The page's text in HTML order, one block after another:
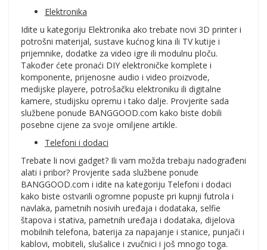
Elektronika
Idite u kategoriju Elektronika ako trebate novi 3D printer i
potrošni materijal, sustave kućnog kina ili TV kutije i
prijemnike, dodatke za video igre ili modulnu ploču.
Također ćete pronaći DIY elektroničke komplete i
komponente, prijenosne audio i video proizvode,
medijske playere, potrošačku elektroniku ili digitalne
kamere, studijsku opremu i tako dalje. Provjerite sada
službene ponude BANGGOOD.com kako biste dobili
posebne cijene za svoje omiljene artikle.
Telefoni i dodaci
Trebate li novi gadget? Ili vam možda trebaju nadograđeni
alati i pribor? Provjerite sada službene ponude
BANGGOOD.com i idite na kategoriju Telefoni i dodaci
kako biste ostvarili ogromne popuste pri kupnji futrola i
navlaka, pametnih nosivih uređaja i dodataka, selfie
štapova i stativa, pametnih uređaja i dodataka, dijelova
mobilnih telefona, baterija za napajanje i stanice, punjači i
kablovi, mobiteli, slušalice i zvučnici i još mnogo toga.